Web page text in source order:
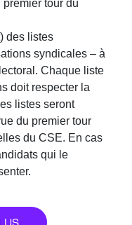
tour du
des listes
syndicales – à
Chaque liste
doit respecter la
listes seront
du premier tour
du CSE. En cas
qui le